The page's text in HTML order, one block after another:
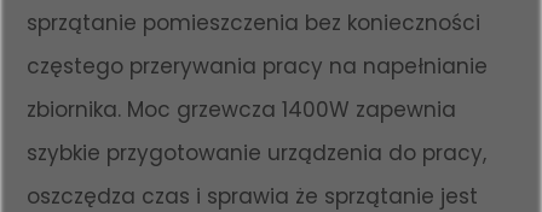
sprzątanie pomieszczenia bez konieczności
częstego przerywania pracy na napełnianie
zbiornika. Moc grzewcza 1400W zapewnia
szybkie przygotowanie urządzenia do pracy,
oszczędza czas i sprawia że sprzątanie jest